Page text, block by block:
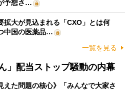
予想さ…
拡大が見込まれる「CXO」とは何
中国の医薬品…
一覧を見る
」配当ストップ騒動の内幕
えた問題の核心》「みんなで大家さ